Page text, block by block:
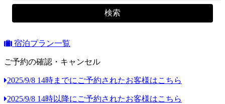
検索
宿泊プラン一覧
ご予約の確認・キャンセル
2025/9/8 14時までにご予約されたお客様はこちら
2025/9/8 14時以降にご予約されたお客様はこちら